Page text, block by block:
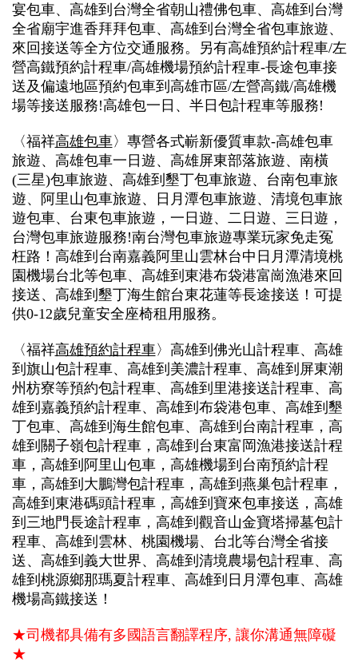
宴包車、高雄到台灣全省朝山禮佛包車、高雄到台灣
全省廟宇進香拜拜包車、高雄到台灣全省包車旅遊、
來回接送等全方位交通服務。另有高雄預約計程車/左
營高鐵預約計程車/高雄機場預約計程車-長途包車接
送及偏遠地區預約包車到高雄市區/左營高鐵/高雄機
場等接送服務!高雄包一日、半日包計程車等服務!
〈福祥高雄包車〉 專營各式嶄新優質車款-高雄包車
旅遊、高雄包車一日遊、高雄屏東部落旅遊、南橫
(三星)包車旅遊、高雄到墾丁包車旅遊、台南包車旅
遊、阿里山包車旅遊、日月潭包車旅遊、清境包車旅
遊包車、台東包車旅遊，一日遊、二日遊、三日遊，
台灣包車旅遊服務!南台灣包車旅遊專業玩家免走冤
枉路！高雄到台南嘉義阿里山雲林台中日月潭清境桃
園機場台北等包車、高雄到東港布袋港富崗漁港來回
接送、高雄到墾丁海生館台東花蓮等長途接送！可提
供0-12歲兒童安全座椅租用服務。
〈福祥高雄預約計程車〉高雄到佛光山計程車、高雄
到旗山包計程車、高雄到美濃計程車、高雄到屏東潮
州枋寮等預約包計程車、高雄到里港接送計程車、高
雄到嘉義預約計程車、高雄到布袋港包車、高雄到墾
丁包車、高雄到海生館包車、高雄到台南計程車，高
雄到關子嶺包計程車，高雄到台東富岡漁港接送計程
車，高雄到阿里山包車，高雄機場到台南預約計程
車，高雄到大鵬灣包計程車，高雄到燕巢包計程車，
高雄到東港碼頭計程車，高雄到寶來包車接送，高雄
到三地門長途計程車，高雄到觀音山金寶塔掃墓包計
程車、高雄到雲林、桃園機場、台北等台灣全省接
送、高雄到義大世界、高雄到清境農場包計程車、高
雄到桃源鄉那瑪夏計程車、高雄到日月潭包車、高雄
機場高鐵接送！
★司機都具備有多國語言翻譯程序, 讓你溝通無障礙
★